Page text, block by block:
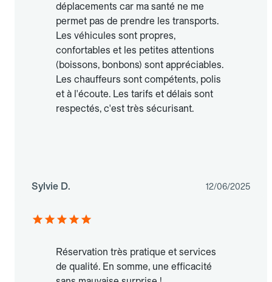
déplacements car ma santé ne me
permet pas de prendre les transports.
Les véhicules sont propres,
confortables et les petites attentions
(boissons, bonbons) sont appréciables.
Les chauffeurs sont compétents, polis
et à l'écoute. Les tarifs et délais sont
respectés, c'est très sécurisant.
Sylvie D. 12/06/2025
Réservation très pratique et services
de qualité. En somme, une efficacité